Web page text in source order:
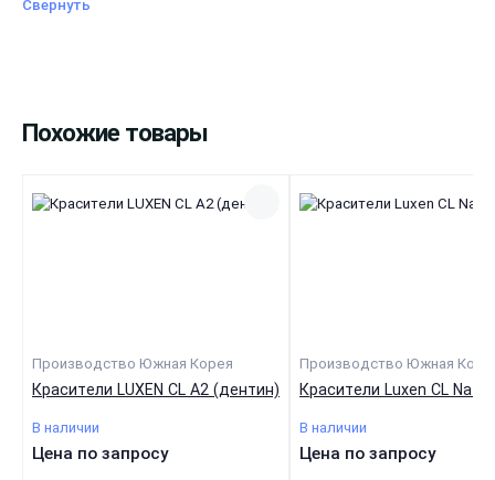
Свернуть
Похожие товары
Производство Южная Корея
Красители LUXEN CL А2 (дентин)
В наличии
Цена по запросу
Производство Южная
Красители Luxen CL
В наличии
Цена по запросу